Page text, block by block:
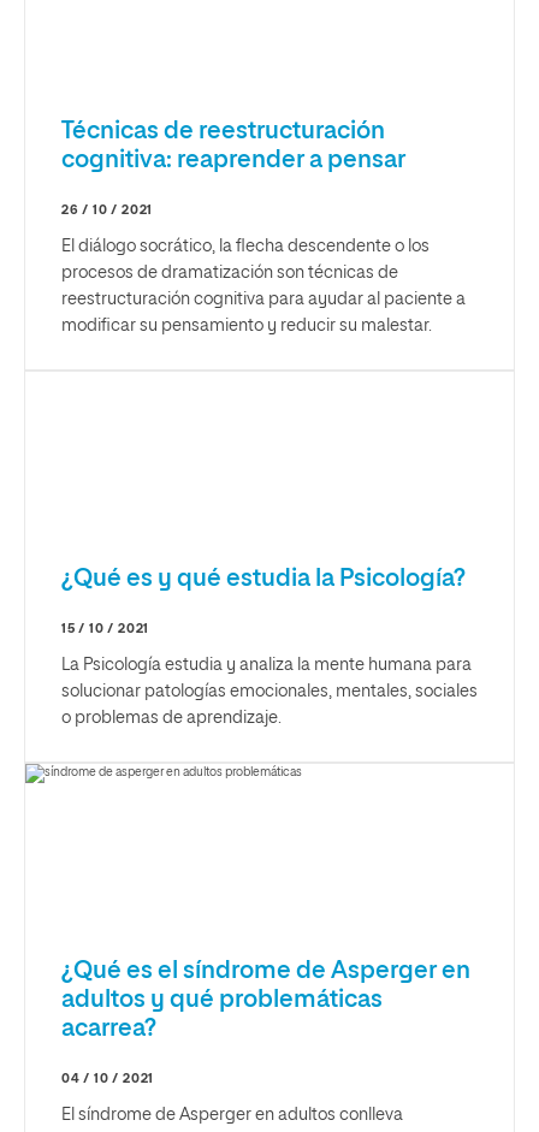
Técnicas de reestructuración
cognitiva: reaprender a pensar
26 / 10 / 2021
El diálogo socrático, la flecha descendente o los
procesos de dramatización son técnicas de
reestructuración cognitiva para ayudar al paciente a
modificar su pensamiento y reducir su malestar.
¿Qué es y qué estudia la Psicología?
15 / 10 / 2021
La Psicología estudia y analiza la mente humana para
solucionar patologías emocionales, mentales, sociales
o problemas de aprendizaje.
¿Qué es el síndrome de Asperger en
adultos y qué problemáticas
acarrea?
04 / 10 / 2021
El síndrome de Asperger en adultos conlleva